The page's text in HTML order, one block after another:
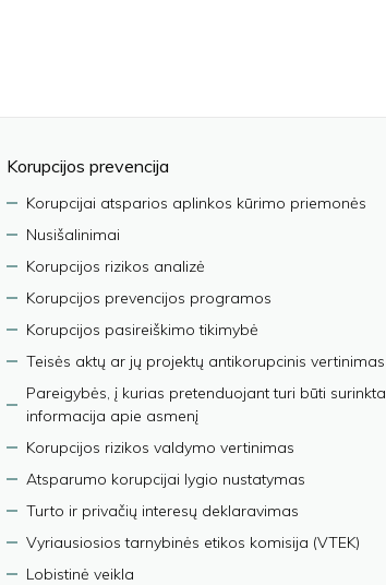
Korupcijos prevencija
Korupcijai atsparios aplinkos kūrimo priemonės
Nusišalinimai
Korupcijos rizikos analizė
Korupcijos prevencijos programos
Korupcijos pasireiškimo tikimybė
Teisės aktų ar jų projektų antikorupcinis vertinimas
Pareigybės, į kurias pretenduojant turi būti surinkta
informacija apie asmenį
Korupcijos rizikos valdymo vertinimas
Atsparumo korupcijai lygio nustatymas
Turto ir privačių interesų deklaravimas
Vyriausiosios tarnybinės etikos komisija (VTEK)
Lobistinė veikla